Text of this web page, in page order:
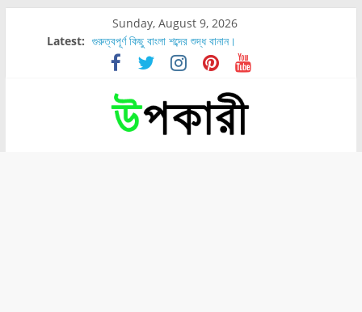
Sunday, August 9, 2026
Latest: গুরুত্বপূর্ণ কিছু বাংলা শব্দের শুদ্ধ বানান।
শরীরের কোন অংশে বেডসোর বেশি হয়?
নাসাল টিউব কতদিন রাখা যায়?
রোগীর পিঠ, কোমর এবং পায়ে বেডসোর দেখা গেলে করণীয় কি?
পার্সিমন ফলের স্বাস্থ্য ও পুষ্টি উপকারিতা।